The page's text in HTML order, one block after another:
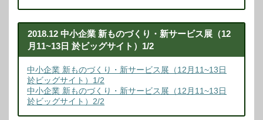
2018.12 中小企業 新ものづくり・新サービス展（12
月11~13日 於ビッグサイト）1/2
中小企業 新ものづくり・新サービス展（12月11~13日
於ビッグサイト）1/2
中小企業 新ものづくり・新サービス展（12月11~13日
於ビッグサイト）2/2